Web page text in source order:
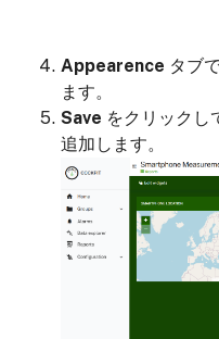
Appearence タブで
ます。
Save をクリックし
追加します。